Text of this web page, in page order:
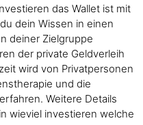
das Wallet ist mit
dein Wissen in einen
deiner Zielgruppe
der private Geldverleih
wird von Privatpersonen
und die
Weitere Details
wieviel investieren welche